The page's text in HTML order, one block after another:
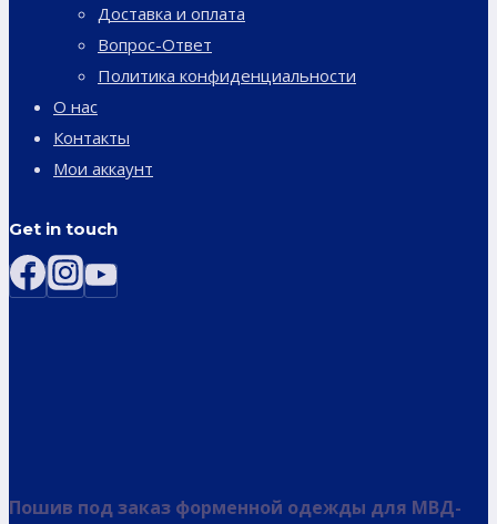
Доставка и оплата
Вопрос-Ответ
Политика конфиденциальности
О нас
Контакты
Мои аккаунт
Get in touch
Пошив под заказ форменной одежды для МВД-